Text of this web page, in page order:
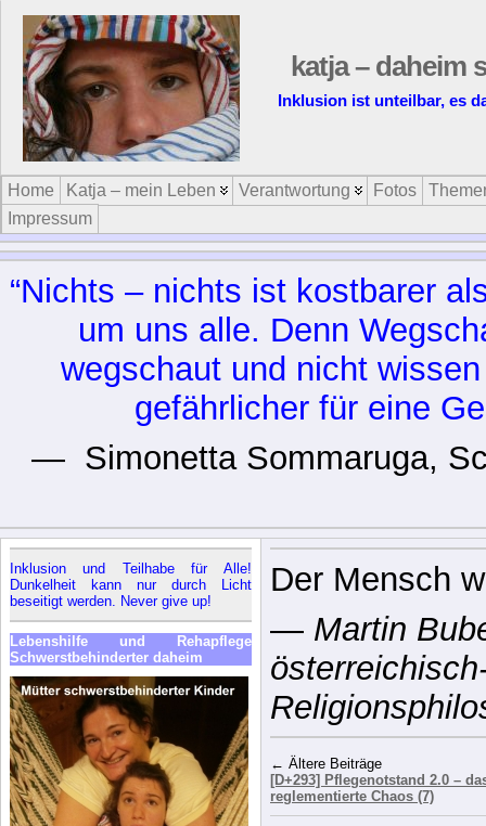
katja – daheim
Inklusion ist unteilbar, es
Home Katja – mein Leben Verantwortung Fotos
Impressum
“Nichts – nichts ist kostbarer
um uns alle. Denn
wegschaut und nicht
gefährlicher für eine
— Simonetta Sommaruga,
Inklusion und Teilhabe für Alle!
Dunkelheit kann nur durch Licht
beseitigt werden. Never give up!
Lebenshilfe und Rehapflege
Schwerstbehinderter daheim
Der Mensch
— Martin
← Ältere Beiträge
[D+293] Pflegenotstand 2.0 –
reglementierte Chaos (7)